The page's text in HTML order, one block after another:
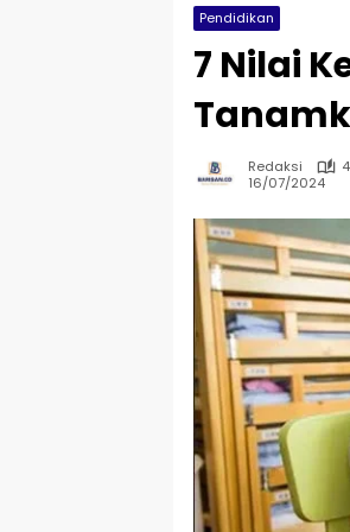
Pendidikan
7 Nilai
Redaksi
16/07/2024